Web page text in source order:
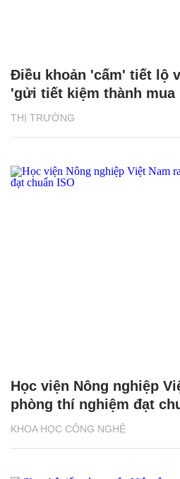
THỊ TRƯỜNG
Điều khoản 'cấm' tiết lộ
'gửi tiết kiệm thành mua
KHOA HỌC CÔNG NGHỆ
Học viện Nông nghiệp
phòng thí nghiệm đạt